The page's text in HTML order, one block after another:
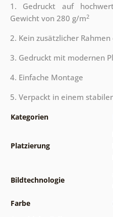
1. Gedruckt auf
Gewicht von 280 g/m2
2. Kein zusätzlicher
3. Gedruckt mit modernen
4. Einfache Montage
5. Verpackt in einem
Kategorien
Platzierung
Bildtechnologie
Farbe